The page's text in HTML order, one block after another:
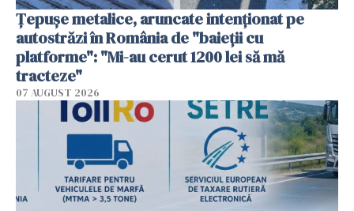
Țepușe metalice, aruncate intenționat pe
autostrăzi în România de "baieții cu
platforme": "Mi-au cerut 1200 lei să mă
tracteze"
07 AUGUST 2026